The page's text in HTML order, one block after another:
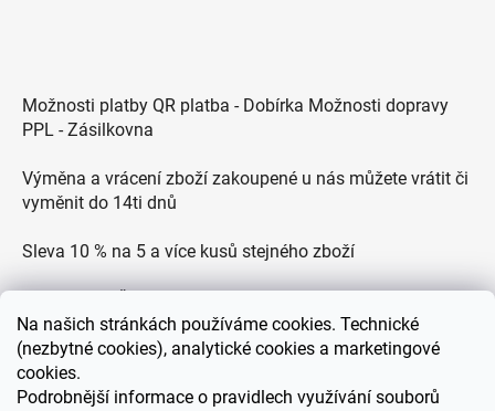
Na našich stránkách používáme cookies. Technické
(nezbytné cookies), analytické cookies a marketingové
cookies.
Podrobnější informace o pravidlech využívání souborů
Možnosti platby QR platba - Dobírka Možnosti dopravy
PPL - Zásilkovna
Výměna a vrácení zboží zakoupené u nás můžete vrátit či
vyměnit do 14ti dnů
Sleva 10 % na 5 a více kusů stejného zboží
Zákaznická podpora každý všední den od 9.00 do 18.00
hodin